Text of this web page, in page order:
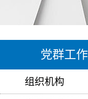
党群工作
组织机构